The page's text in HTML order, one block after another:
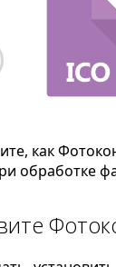
как
обработке